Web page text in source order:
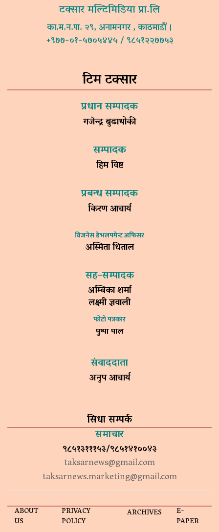
टक्सार मल्टिमिडिया प्रा.लि
का.म.न.पा. २९, अनामनगर , काठमाडौं ।
+९७७-०१-५७०५४४५ / ९८५१२२७७५३
टिम टक्सार
प्रधान सम्पादक
गजेन्द्र बुढाथोकी
सम्पादक
हिम विष्ट
प्रबन्ध सम्पादक
किरण आचार्य
विजनेस डेभलपमेन्ट अफिसर
अस्मिता धिताल
सह–सम्पादक
अम्बिका शर्मा
लक्ष्मी ज्ञवाली
फोटो पत्रकार
पुष्पा पाल
संवाददाता
अनुप आचार्य
सिधा सम्पर्क
समाचार
९८५१३१११५३/९८५१४१००४३
taksarnews@gmail.com
taksarnews.marketing@gmail.com
ABOUT
US
PRIVACY
POLICY
ARCHIVES E-
PAPER